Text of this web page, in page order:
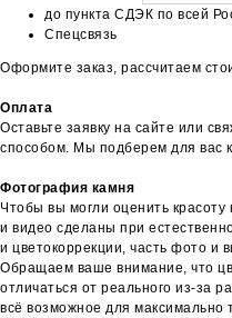
до пункта СДЭК по всей
Спецсвязь
Оформите заказ, рассчитаем
Оплата
Оставьте заявку на сайте или
способом. Мы подберем для вас
Фотография камня
Чтобы вы могли оценить
и видео сделаны при
и цветокоррекции, часть фото и
Обращаем ваше внимание, что
отличаться от реального из-за
всё возможное для максимально